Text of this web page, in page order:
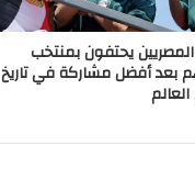
يحتفون بمنتخب
بعد أفضل مشاركة في تاريخ